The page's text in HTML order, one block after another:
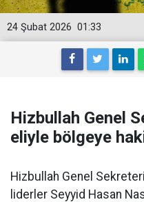
01:33
24 Şubat 2026
Hizbullah Genel
eliyle bölgeye
Hizbullah Genel
liderler Seyyid Hasan